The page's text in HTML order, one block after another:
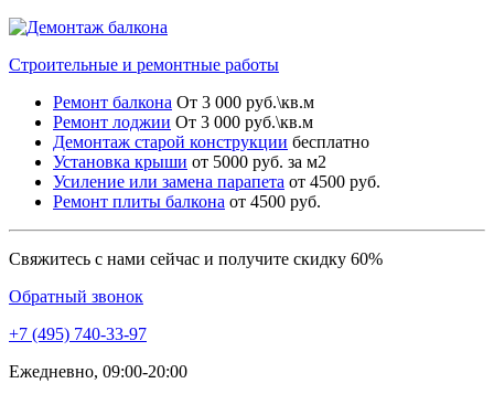
Строительные и ремонтные работы
Ремонт балкона От 3 000 руб.\кв.м
Ремонт лоджии От 3 000 руб.\кв.м
Демонтаж старой конструкции бесплатно
Установка крыши от 5000 руб. за м2
Усиление или замена парапета от 4500 руб.
Ремонт плиты балкона от 4500 руб.
Свяжитесь с нами сейчас и получите скидку 60%
Обратный звонок
+7 (495) 740-33-97
Ежедневно, 09:00-20:00